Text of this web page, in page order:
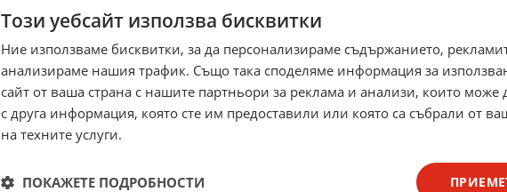
Този уебсайт използва бисквитки
Ние използваме бисквитки, за да персонализираме съдържанието,
анализираме нашия трафик. Също така споделяме информация за
сайт от ваша страна с нашите партньори за реклама и анализи, които може
с друга информация, която сте им предоставили или която са събрали от
на техните услуги.
ПОКАЖЕТЕ ПОДРОБНОСТИ